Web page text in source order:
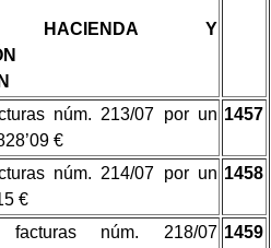
HACIENDA Y
núm. 213/07 por un
€
1457
núm. 214/07 por un
€
1458
núm. 218/07 1459